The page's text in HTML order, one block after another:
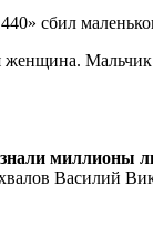
сбил
миллионы
Василий